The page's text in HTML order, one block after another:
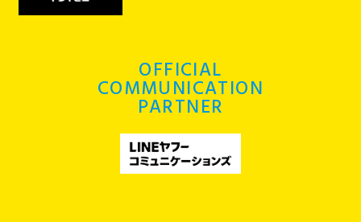
OFFICIAL
COMMUNICATION
PARTNER